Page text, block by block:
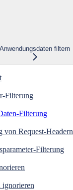
Anwendungsdaten filtern
Filterung
Filterung
von Request-Headern
Filterung